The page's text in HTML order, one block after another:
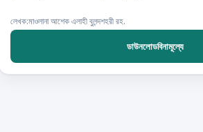
লেখক:মাওলানা আশেক এলাহী বুলন্দশহরী রহ.
ডাউনলোডবিনামূল্যে